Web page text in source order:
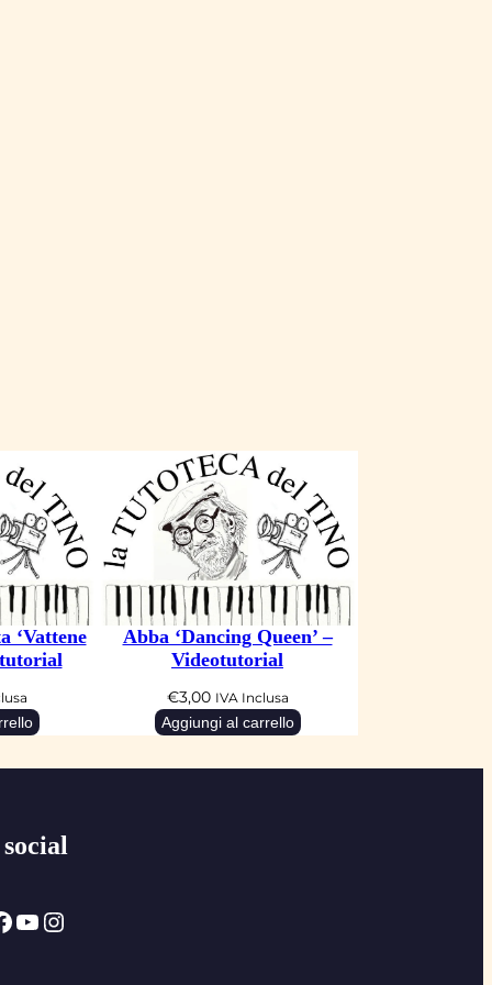
‘Vattene
Abba ‘Dancing Queen’ –
Videotutorial
€3,00 IVA Inclusa
Aggiungi al carrello
YouTube Instagram